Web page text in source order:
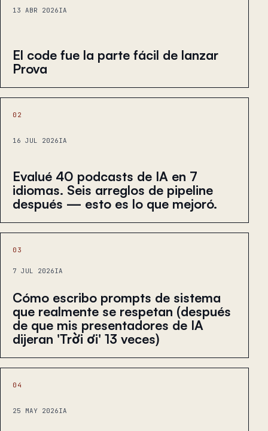
13 ABR 2026IA
El code fue la parte fácil de lanzar
Prova
02
16 JUL 2026IA
Evalué 40 podcasts de IA en 7
idiomas. Seis arreglos de pipeline
después — esto es lo que mejoró.
03
7 JUL 2026IA
Cómo escribo prompts de sistema
que realmente se respetan (después
de que mis presentadores de IA
dijeran 'Trời ơi' 13 veces)
04
25 MAY 2026IA